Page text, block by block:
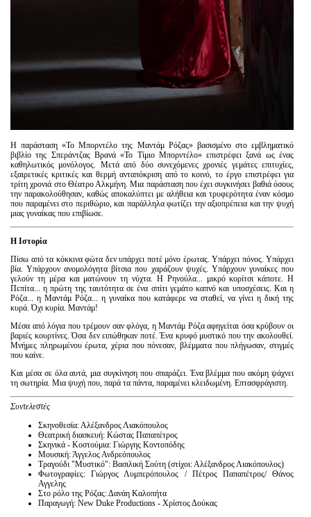
Η παράσταση «Το Μπορντέλο της Μαντάμ Ρόζας» βασισμένο στο εμβληματικό
βιβλίο της Σπεράντζας Βρανά «Το Τίμιο Μπορντέλο» επιστρέφει ξανά ως ένας
καθηλωτικός μονόλογος. Μετά από δύο συνεχόμενες χρονιές γεμάτες επιτυχίες,
εξαιρετικές κριτικές και θερμή ανταπόκριση από το κοινό, το έργο επιστρέφει για
τρίτη χρονιά στο Θέατρο Αλκμήνη. Μια παράσταση που έχει συγκινήσει βαθιά όσους
την παρακολούθησαν, καθώς αποκαλύπτει με αλήθεια και τρυφερότητα έναν κόσμο
που παραμένει στο περιθώριο, και παράλληλα φωτίζει την αξιοπρέπεια και την ψυχή
μιας γυναίκας που επιβίωσε.
Η Ιστορία
Πίσω από τα κόκκινα φώτα δεν υπάρχει ποτέ μόνο έρωτας. Υπάρχει πόνος. Υπάρχει
βία. Υπάρχουν ανομολόγητα βίτσια που χαράζουν ψυχές. Υπάρχουν γυναίκες που
γελούν τη μέρα και ματώνουν τη νύχτα. Η Ρηνούλα... μικρό κορίτσι κάποτε. Η
Πεπίτα... η πρώτη της ταυτότητα σε ένα σπίτι γεμάτο καπνό και υποσχέσεις. Και η
Ρόζα... η Μαντάμ Ρόζα... η γυναίκα που κατάφερε να σταθεί, να γίνει η δική της
κυρά. Όχι κυρία. Μαντάμ!
Μέσα από λόγια που τρέμουν σαν φλόγα, η Μαντάμ Ρόζα αφηγείται όσα κρύβουν οι
βαριές κουρτίνες. Όσα δεν ειπώθηκαν ποτέ. Ένα κρυφό μυστικό που την ακολουθεί.
Μνήμες πληρωμένου έρωτα, χέρια που πόνεσαν, βλέμματα που πλήγωσαν, στιγμές
που καίνε.
Και μέσα σε όλα αυτά, μια συγκίνηση που σπαράζει. Ένα βλέμμα που ακόμη ψάχνει
τη σωτηρία. Μια ψυχή που, παρά τα πάντα, παραμένει κλειδωμένη. Επτασφράγιστη.
Συντελεστές
Σκηνοθεσία: Αλέξανδρος Λιακόπουλος
Θεατρική διασκευή: Κώστας Παπαπέτρος
Σκηνικά - Κοστούμια: Γιώργης Κοντοπόδης
Μουσική: Άγγελος Ανδρεόπουλος
Τραγούδι "Μυστικό": Βασιλική Σούτη (στίχοι: Αλέξανδρος Λιακόπουλος)
Φωτογραφίες: Γιώργος Λυμπερόπουλος / Πέτρος Παπαπέτρος/ Θάνος
Αγγελης
Στο ρόλο της Ρόζας: Δανάη Καλοπήτα
Παραγωγή: New Duke Productions - Χρίστος Δούκας